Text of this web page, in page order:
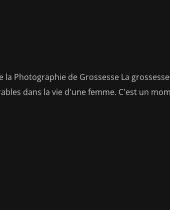
Photographie de Grossesse La
dans la vie d'une femme. C'est un